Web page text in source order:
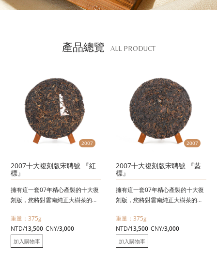
產品總覽 ALL PRODUCT
2007
2007十大複刻版宋聘號 『紅
標』
擁有這一套07年精心產製的十大復
刻版，您將對雲南純正大樹茶的滋
單一茶區、單一選料〈絕不摻雜、
絕不拼配〉並依傳統工藝精心採
摘，石模壓製，依徇古法壓製
重量：375g
NTD/13,500 CNY/3,000
加入購物車
2007
2007十大複刻版宋聘號 『藍
標』
擁有這一套07年精心產製的十大復
刻版，您將對雲南純正大樹茶的滋
單一茶區、單一選料〈絕不摻雜、
絕不拼配〉並依傳統工藝精心採
摘，石模壓製，依徇古法壓製
重量：375g
NTD/13,500 CNY/3,000
加入購物車